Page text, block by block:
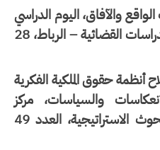
والآفاق، اليوم الدراسي
المنظم بالمعهد الوطني للدراسات القضائية – الرباط، 28
حقوق الملكية الفكرية
والسياسات، مركز
الإمارات للدراسات والبحوث الاستراتيجية، العدد 49